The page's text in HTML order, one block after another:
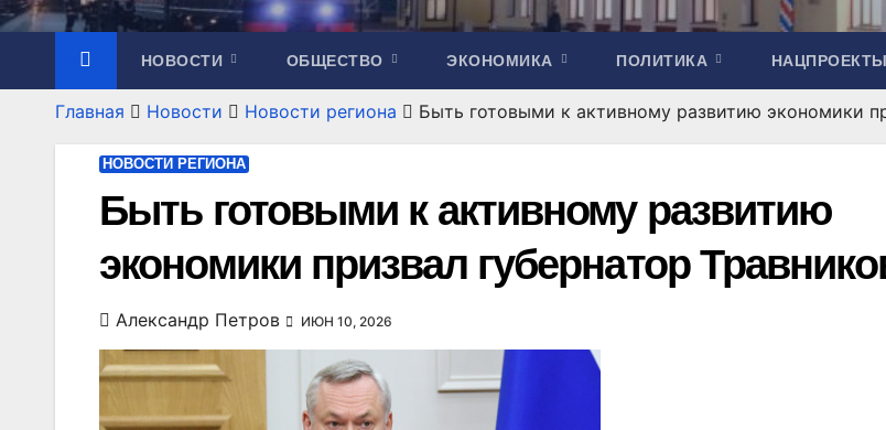
НОВОСТИ ОБЩЕСТВО ЭКОНОМИКА ПОЛИТИКА НАЦПРОЕКТЫ
Главная Новости Новости региона Быть готовыми к активному развитию экономики
НОВОСТИ РЕГИОНА
Быть готовыми к активному развитию
экономики призвал губернатор
Александр Петров ИЮН 10, 2026